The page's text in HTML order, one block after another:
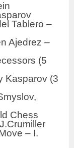
Tablero –
Ajedrez –
(5
Kasparov (3
Chess
– I.